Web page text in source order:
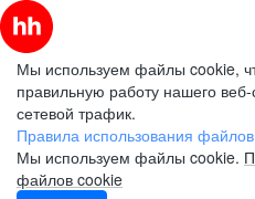
Мы используем файлы cookie,
правильную работу нашего
сетевой трафик.
Правила использования
Мы используем файлы cookie.
файлов cookie